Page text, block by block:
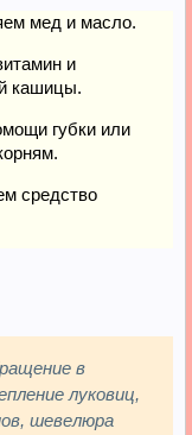
мед и масло.
и
кашицы.
губки или
средство
в
луковиц,
шевелюра